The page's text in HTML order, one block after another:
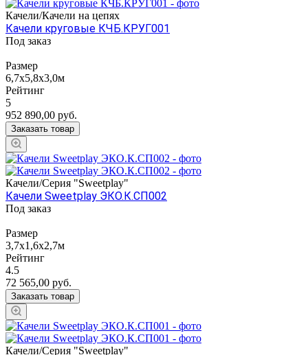
Качели/Качели на цепях
Качели круговые КЧБ.КРУГ001
Под заказ
Размер
6,7х5,8х3,0м
Рейтинг
5
952 890,00 руб.
Заказать товар
Качели/Серия "Sweetplay"
Качели Sweetplay ЭКО.К.СП002
Под заказ
Размер
3,7х1,6х2,7м
Рейтинг
4.5
72 565,00 руб.
Заказать товар
Качели/Серия "Sweetplay"